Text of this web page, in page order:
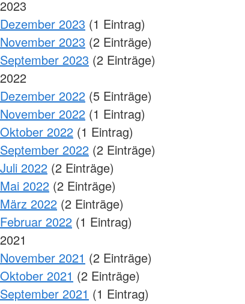
2023
Dezember 2023 (1 Eintrag)
November 2023 (2 Einträge)
September 2023 (2 Einträge)
2022
Dezember 2022 (5 Einträge)
November 2022 (1 Eintrag)
Oktober 2022 (1 Eintrag)
September 2022 (2 Einträge)
Juli 2022 (2 Einträge)
Mai 2022 (2 Einträge)
März 2022 (2 Einträge)
Februar 2022 (1 Eintrag)
2021
November 2021 (2 Einträge)
Oktober 2021 (2 Einträge)
September 2021 (1 Eintrag)